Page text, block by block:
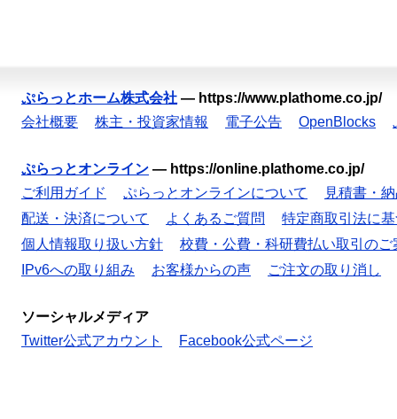
ぷらっとホーム株式会社 — https://www.plathome.co.jp/
会社概要
株主・投資家情報 電子公告 OpenBlocks
ぷらっとオンライン — https://online.plathome.co.jp/
ご利用ガイド
ぷらっとオンラインについて
見積書・
配送・決済について
よくあるご質問
特定商取引法に
個人情報取り扱い方針
校費・公費・科研費払い取引のご
IPv6への取り組み
お客様からの声 ご注文の取り消し
ソーシャルメディア
Twitter公式アカウント
Facebook公式ページ